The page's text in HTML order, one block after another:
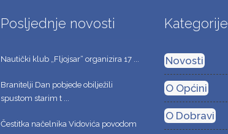
Posljednje novosti
Nautički klub „Fljojsar“ organizira 17 ...
Branitelji Dan pobjede obilježili
spustom starim t ...
Čestitka načelnika Vidovića povodom
Kategorije
Novosti
O Općini
O Dobravi